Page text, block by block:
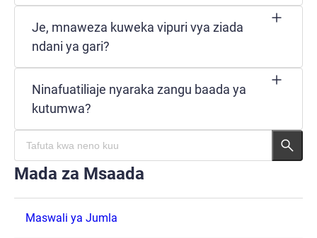
Je, mnaweza kuweka vipuri vya ziada
ndani ya gari?
Ninafuatiliaje nyaraka zangu baada ya
kutumwa?
Mada za Msaada
Maswali ya Jumla